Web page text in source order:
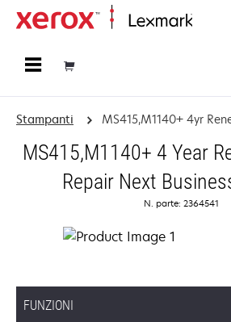
Stampanti MS415,M1140+ 4yr
MS415,M1140+ 4 Year
Repair Next
N. parte: 2364541
FUNZIONI